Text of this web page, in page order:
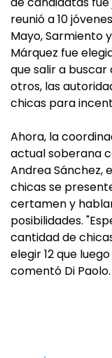
reunió a 10
Mayo, Sarmiento
Márquez fue
que salir a buscar
otros, las
chicas para
Ahora, la
actual soberana
Andrea Sánchez,
chicas se
certamen y
posibilidades.
cantidad de
elegir 12 que
comentó Di Paolo.